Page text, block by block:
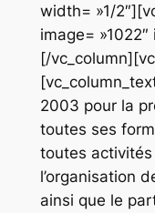
width= »1/
image=
[/
2003 pour la
toutes ses
toutes
l’organisation
ainsi que le